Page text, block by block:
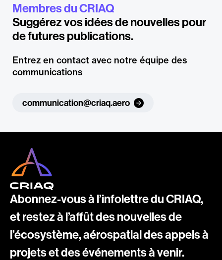
Membres du CRIAQ
Suggérez vos idées de nouvelles pour
de futures publications.
Entrez en contact avec notre équipe des
communications
communication@criaq.aero
Abonnez-vous à l’infolettre du CRIAQ,
et restez à l’affût des nouvelles de
l’écosystème, aérospatial des appels à
projets et des événements à venir.